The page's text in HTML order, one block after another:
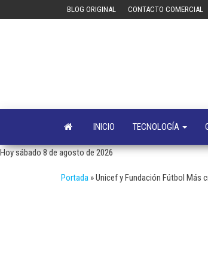
BLOG ORIGINAL CONTACTO COMERCIAL
INICIO TECNOLOGÍA
Hoy sábado 8 de agosto de 2026
Portada »Unicef y Fundación Fútbol Más